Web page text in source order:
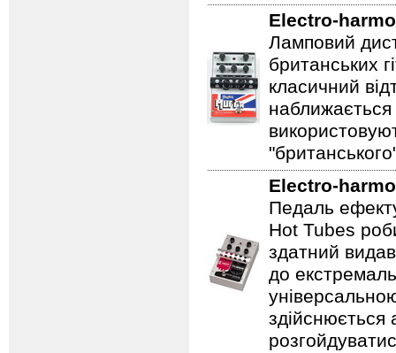
Electro-
Ламповий
британських
класичний
Electro-
Педаль
Hot Tubes
здатний
до